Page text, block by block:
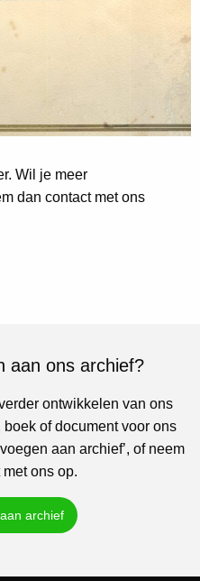
Wil je meer
dan contact met ons
aan ons archief?
ontwikkelen van ons
of document voor ons
aan archief’, of neem
ons op.
archief